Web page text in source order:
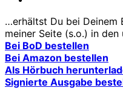
…erhältst Du bei Deinem
meiner Seite (s.o.) in
Bei BoD bestellen
Bei Amazon bestellen
Als Hörbuch
Signierte Ausgabe